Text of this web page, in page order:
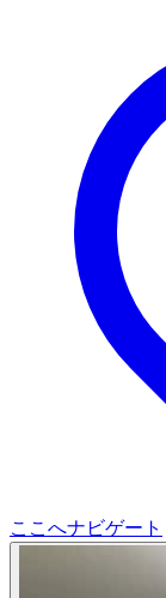
ここへナビゲート